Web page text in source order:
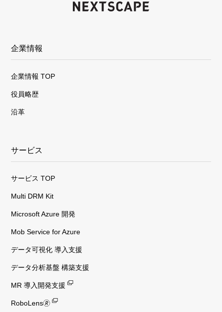
企業情報
企業情報 TOP
役員略歴
沿革
サービス
サービス TOP
Multi DRM Kit
Microsoft Azure 開発
Mob Service for Azure
データ可視化 導入支援
データ分析基盤 構築支援
MR 導入開発支援
RoboLens🄬